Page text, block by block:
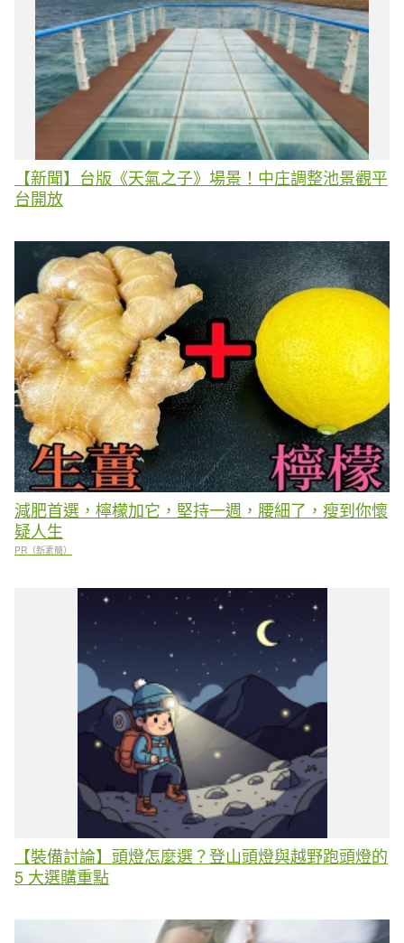
【新聞】台版《天氣之子》場景！中庄調整池景觀平
台開放
減肥首選，檸檬加它，堅持一週，腰細了，瘦到你懷
疑人生
PR（新素簡）
【裝備討論】頭燈怎麼選？登山頭燈與越野跑頭燈的
5 大選購重點